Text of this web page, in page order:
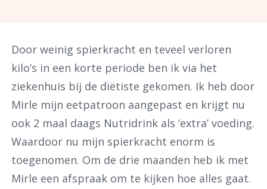
Door weinig spierkracht en teveel verloren
kilo’s in een korte periode ben ik via het
ziekenhuis bij de diëtiste gekomen. Ik heb door
Mirle mijn eetpatroon aangepast en krijgt nu
ook 2 maal daags Nutridrink als ‘extra’ voeding.
Waardoor nu mijn spierkracht enorm is
toegenomen. Om de drie maanden heb ik met
Mirle een afspraak om te kijken hoe alles gaat.